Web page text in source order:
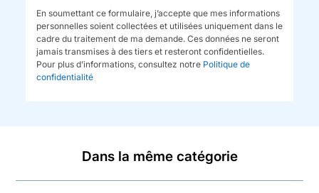
En soumettant ce formulaire, j’accepte que mes informations
personnelles soient collectées et utilisées uniquement dans le
cadre du traitement de ma demande. Ces données ne seront
jamais transmises à des tiers et resteront confidentielles.
Pour plus d’informations, consultez notre Politique de
confidentialité
Dans la même catégorie